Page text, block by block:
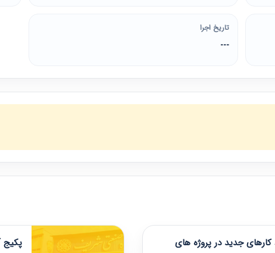
تاریخ اجرا
---
جدید در پروژه های
پکیج